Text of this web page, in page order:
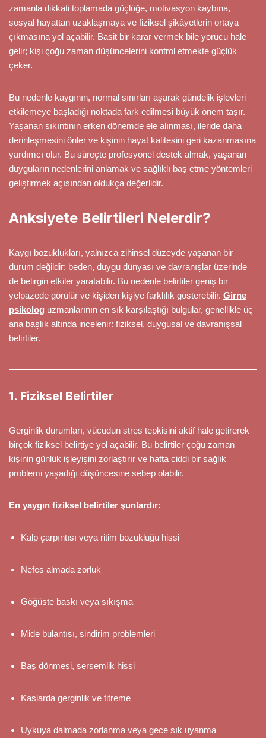
zamanla dikkati toplamada güçlüğe, motivasyon kaybına,
sosyal hayattan uzaklaşmaya ve fiziksel şikâyetlerin ortaya
çıkmasına yol açabilir. Basit bir karar vermek bile yorucu hale
gelir; kişi çoğu zaman düşüncelerini kontrol etmekte güçlük
çeker.
Bu nedenle kaygının, normal sınırları aşarak gündelik işlevleri
etkilemeye başladığı noktada fark edilmesi büyük önem taşır.
Yaşanan sıkıntının erken dönemde ele alınması, ileride daha
derinleşmesini önler ve kişinin hayat kalitesini geri kazanmasına
yardımcı olur. Bu süreçte profesyonel destek almak, yaşanan
duyguların nedenlerini anlamak ve sağlıklı baş etme yöntemleri
geliştirmek açısından oldukça değerlidir.
Anksiyete Belirtileri Nelerdir?
Kaygı bozuklukları, yalnızca zihinsel düzeyde yaşanan bir
durum değildir; beden, duygu dünyası ve davranışlar üzerinde
de belirgin etkiler yaratabilir. Bu nedenle belirtiler geniş bir
yelpazede görülür ve kişiden kişiye farklılık gösterebilir. Girne
psikolog uzmanlarının en sık karşılaştığı bulgular, genellikle üç
ana başlık altında incelenir: fiziksel, duygusal ve davranışsal
belirtiler.
1. Fiziksel Belirtiler
Gerginlik durumları, vücudun stres tepkisini aktif hale getirerek
birçok fiziksel belirtiye yol açabilir. Bu belirtiler çoğu zaman
kişinin günlük işleyişini zorlaştırır ve hatta ciddi bir sağlık
problemi yaşadığı düşüncesine sebep olabilir.
En yaygın fiziksel belirtiler şunlardır:
Kalp çarpıntısı veya ritim bozukluğu hissi
Nefes almada zorluk
Göğüste baskı veya sıkışma
Mide bulantısı, sindirim problemleri
Baş dönmesi, sersemlik hissi
Kaslarda gerginlik ve titreme
Uykuya dalmada zorlanma veya gece sık uyanma